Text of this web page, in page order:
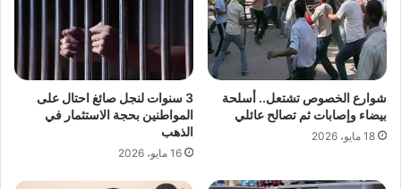
شوارع الخصوص تشتعل.. أسلحة
بيضاء وإصابات ثم تصالح عائلي
18 مايو، 2026
3 سنوات لنجل صائغ احتال على
المواطنين بحجة الاستثمار في
الذهب
16 مايو، 2026